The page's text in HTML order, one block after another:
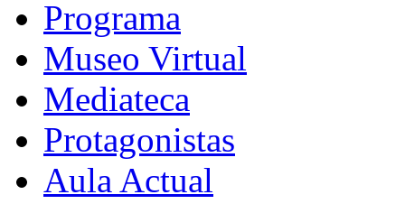
Programa
Museo Virtual
Mediateca
Protagonistas
Aula Actual